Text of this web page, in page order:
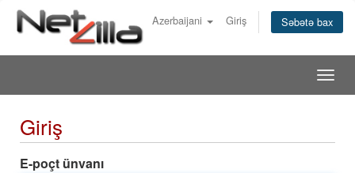
Azerbaijani Giriş Səbətə bax
Giriş
E-poçt ünvanı